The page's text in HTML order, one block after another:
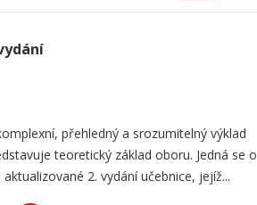
přehledný a srozumitelný výklad
teoretický základ oboru. Jedná se o
2. vydání učebnice, jejíž...